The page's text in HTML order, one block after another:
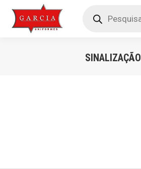
produtos
SINALIZAÇÃO